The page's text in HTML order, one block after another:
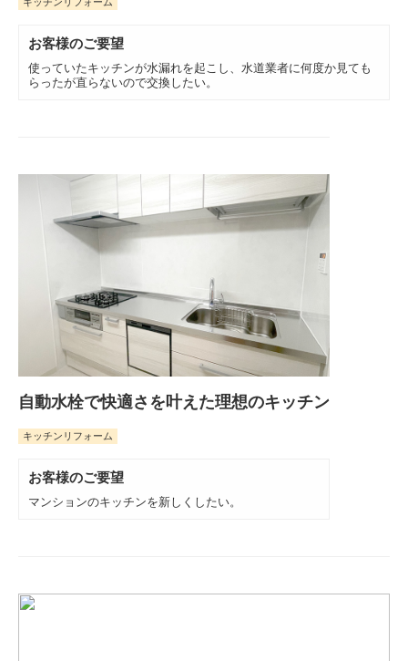
お客様のご要望
使っていたキッチンが水漏れを起こし、水道業者に何度か見ても
らったが直らないので交換したい。
自動水栓で快適さを叶えた理想のキッチン
キッチンリフォーム
お客様のご要望
マンションのキッチンを新しくしたい。